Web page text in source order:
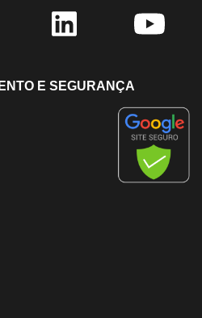
E SEGURANÇA